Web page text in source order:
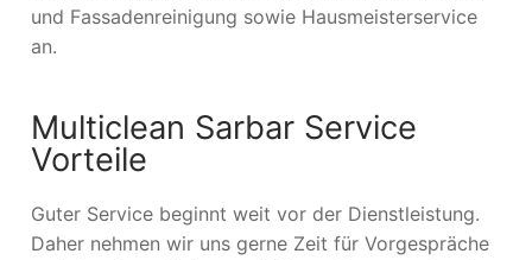
und Fassadenreinigung sowie Hausmeisterservice
an.
Multiclean Sarbar Service
Vorteile
Guter Service beginnt weit vor der Dienstleistung.
Daher nehmen wir uns gerne Zeit für Vorgespräche